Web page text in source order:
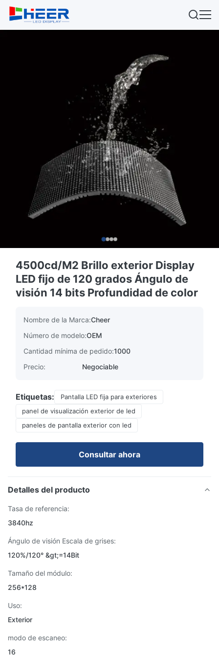
4500cd/M2 Brillo exterior Display
LED fijo de 120 grados Ángulo de
visión 14 bits Profundidad de color
Nombre de la Marca:Cheer
Número de modelo:OEM
Cantidad mínima de pedido:1000
Precio:
Negociable
Etiquetas:
Pantalla LED fija para exteriores
panel de visualización exterior de led
paneles de pantalla exterior con led
Consultar ahora
Detalles del producto
Tasa de referencia:
3840hz
Ángulo de visión Escala de grises:
120%/120° &gt;=14Bit
Tamaño del módulo:
256*128
Uso:
Exterior
modo de escaneo:
16